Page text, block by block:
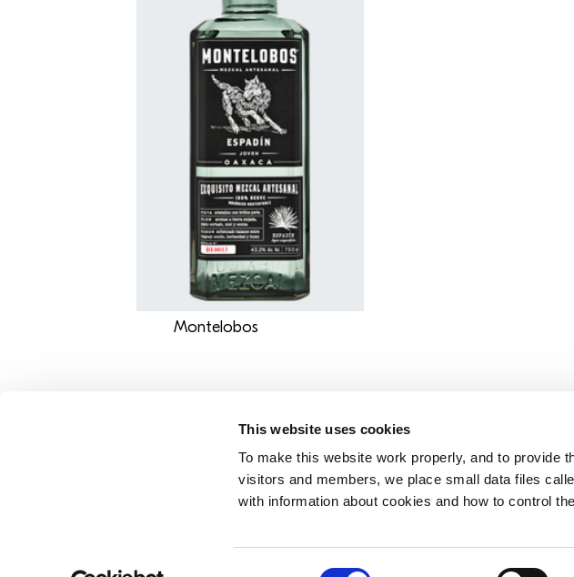
This website uses cookies
To make this website work properly, and to provide
visitors and members, we place small data files
with information about cookies and how to control
Montelobos
Pie de pagina
Sobre Nosotros
Marcas